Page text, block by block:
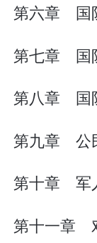
第六章 国
第七章 国
第八章 国
第九章 公
第十章 军
第十一章